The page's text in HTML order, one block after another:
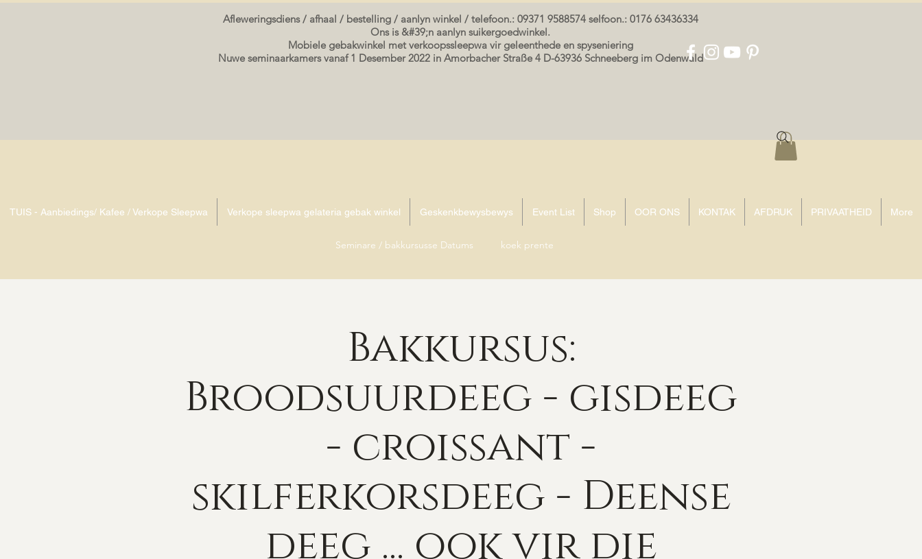
Afleweringsdiens / afhaal / bestelling / aanlyn winkel / telefoon.: 09371 9588574 selfoon.: 0176 63436334
Ons is &#39;n aanlyn suikergoedwinkel.
Mobiele gebakwinkel met verkoopssleepwa vir geleenthede en spyseniering
Nuwe seminaarkamers vanaf 1 Desember 2022 in Amorbacher Straße 4 D-63936 Schneeberg im Odenwald
TUIS - Aanbiedings/ Kafee / Verkope Sleepwa Verkope sleepwa gelateria gebak winkel Geskenkbewysbewys Event List Shop OOR ONS KONTAK AFDRUK PRIVAATHEID More
Seminare / bakkursusse Datums koek prente
Bakkursus:
Broodsuurdeeg - gisdeeg
- croissant -
skilferkorsdeeg - Deense
deeg ... ook vir die